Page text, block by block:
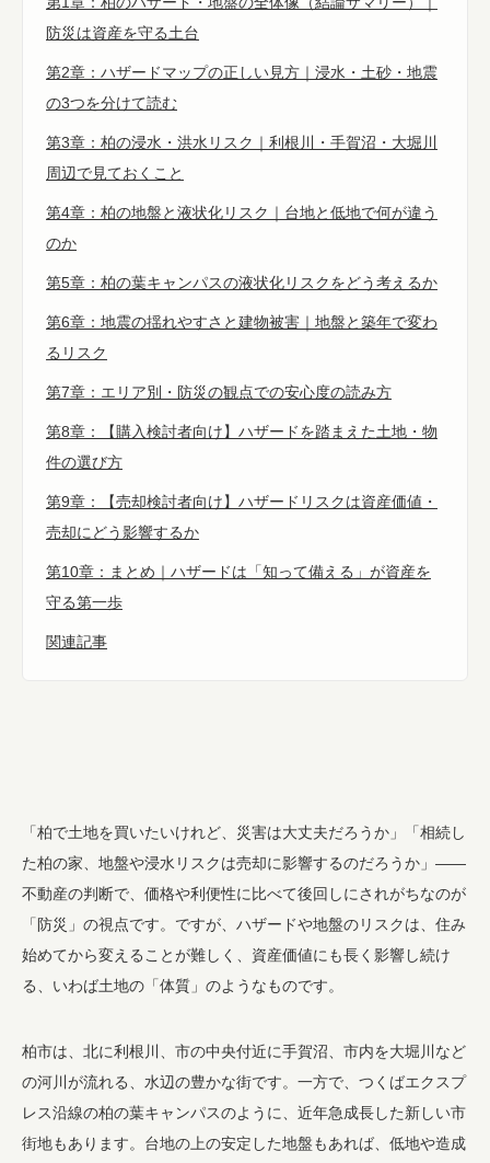
防災は資産を守る土台
第2章：ハザードマップの正しい見方｜浸水・土砂・地震
の3つを分けて読む
第3章：柏の浸水・洪水リスク｜利根川・手賀沼・大堀川
周辺で見ておくこと
第4章：柏の地盤と液状化リスク｜台地と低地で何が違う
のか
第5章：柏の葉キャンパスの液状化リスクをどう考えるか
第6章：地震の揺れやすさと建物被害｜地盤と築年で変わ
るリスク
第7章：エリア別・防災の観点での安心度の読み方
第8章：【購入検討者向け】ハザードを踏まえた土地・物
件の選び方
第9章：【売却検討者向け】ハザードリスクは資産価値・
売却にどう影響するか
第10章：まとめ｜ハザードは「知って備える」が資産を
守る第一歩
関連記事
「柏で土地を買いたいけれど、災害は大丈夫だろうか」「相続し
た柏の家、地盤や浸水リスクは売却に影響するのだろうか」――
不動産の判断で、価格や利便性に比べて後回しにされがちなのが
「防災」の視点です。ですが、ハザードや地盤のリスクは、住み
始めてから変えることが難しく、資産価値にも長く影響し続け
る、いわば土地の「体質」のようなものです。
柏市は、北に利根川、市の中央付近に手賀沼、市内を大堀川など
の河川が流れる、水辺の豊かな街です。一方で、つくばエクスプ
レス沿線の柏の葉キャンパスのように、近年急成長した新しい市
街地もあります。台地の上の安定した地盤もあれば、低地や造成